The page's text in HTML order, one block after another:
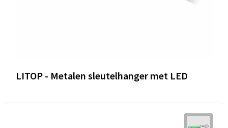
LITOP - Metalen sleutelhanger met LED